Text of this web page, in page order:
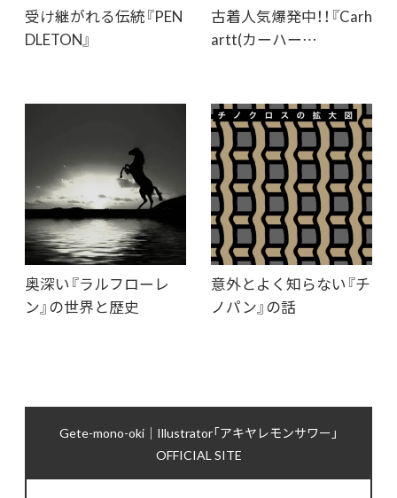
受け継がれる伝統『PEN
DLETON』
古着人気爆発中！！『Carh
artt(カーハー…
奥深い『ラルフローレ
ン』の世界と歴史
意外とよく知らない『チ
ノパン』の話
Gete-mono-oki｜Illustrator「アキヤレモンサワー」
OFFICIAL SITE